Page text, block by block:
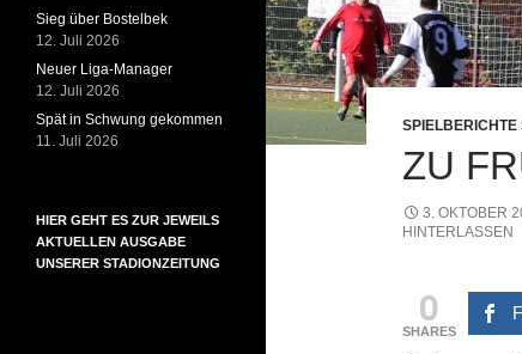
SPIELBERICHTE
ZU
3. OKTOBER
HINTERLASSEN
0
SHARES
Sieg über Bostelbek
12. Juli 2026
Neuer Liga-Manager
12. Juli 2026
Spät in Schwung gekommen
11. Juli 2026
HIER GEHT ES ZUR JEWEILS
AKTUELLEN AUSGABE
UNSERER STADIONZEITUNG